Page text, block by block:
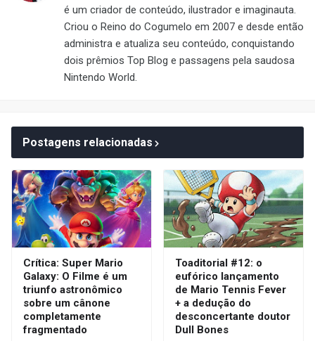
é um criador de conteúdo, ilustrador e imaginauta.
Criou o Reino do Cogumelo em 2007 e desde então
administra e atualiza seu conteúdo, conquistando
dois prêmios Top Blog e passagens pela saudosa
Nintendo World.
Postagens relacionadas
Crítica: Super Mario
Galaxy: O Filme é um
triunfo astronômico
sobre um cânone
completamente
fragmentado
Toaditorial #12: o
eufórico lançamento
de Mario Tennis Fever
+ a dedução do
desconcertante doutor
Dull Bones